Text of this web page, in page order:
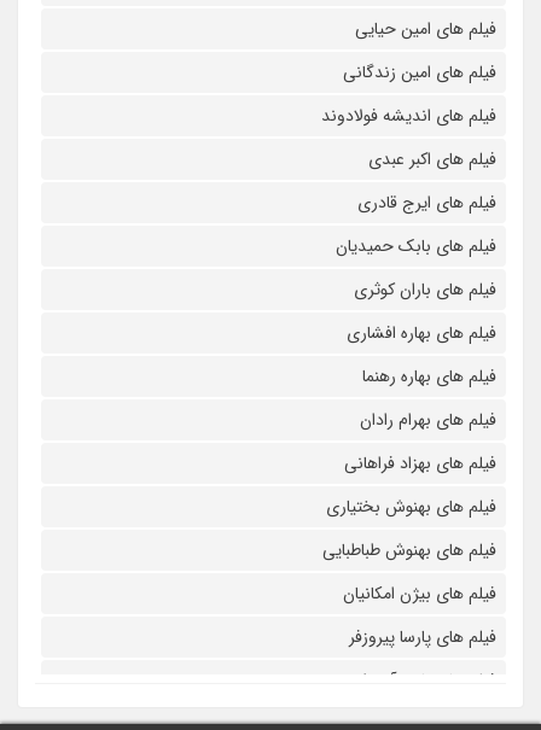
فیلم های امین حیایی
فیلم های امین زندگانی
فیلم های اندیشه فولادوند
فیلم های اکبر عبدی
فیلم های ایرج قادری
فیلم های بابک حمیدیان
فیلم های باران کوثری
فیلم های بهاره افشاری
فیلم های بهاره رهنما
فیلم های بهرام رادان
فیلم های بهزاد فراهانی
فیلم های بهنوش بختیاری
فیلم های بهنوش طباطبایی
فیلم های بیژن امکانیان
فیلم های پارسا پیروزفر
فیلم های پانته آ بهرام
فیلم های پولاد کیمیایی